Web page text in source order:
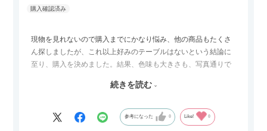
現物を見れないので購入までにかなり悩み、他の商品もたくさ
ん探しましたが、これ以上好みのテーブルはないという結論に
至り、購入を決めました。結果、色味も大きさも、写真通りで
セラミック天板が思った以上に滑りが良く、汚れも拭きやすい
はいけないかもしれません。天板が冷たいので冬にどうなるの
かなというのも気になります。
続きを読む
参考になった 0 Like! 0